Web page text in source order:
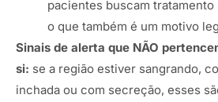
pacientes buscam
o que também é um motivo
Sinais de alerta que NÃO
si: se a região estiver sangrando,
inchada ou com secreção, esses